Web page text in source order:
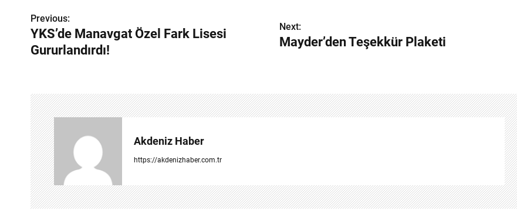
Y
a
g
e
z
i
n
Previous:
YKS’de Manavgat Özel Fark Lisesi
Gururlandırdı!
Next:
Mayder’den Teşekkür Plaketi
Akdeniz Haber
https://akdenizhaber.com.tr